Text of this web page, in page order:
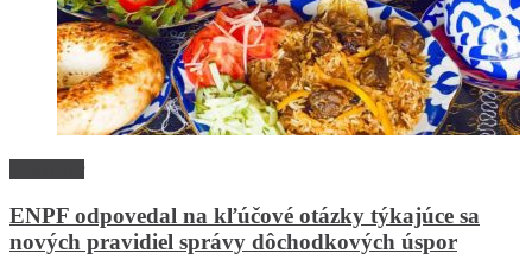
ENPF odpovedal na kľúčové otázky týkajúce sa
nových pravidiel správy dôchodkových úspor